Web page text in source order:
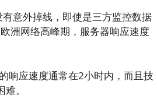
意外掉线，即使是三方监控数据
洲网络高峰期，服务器响应速度
响应速度通常在2小时内，而且技
。